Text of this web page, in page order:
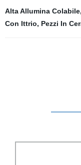
Alta Allumina Colabile,
Con Ittrio, Pezzi In